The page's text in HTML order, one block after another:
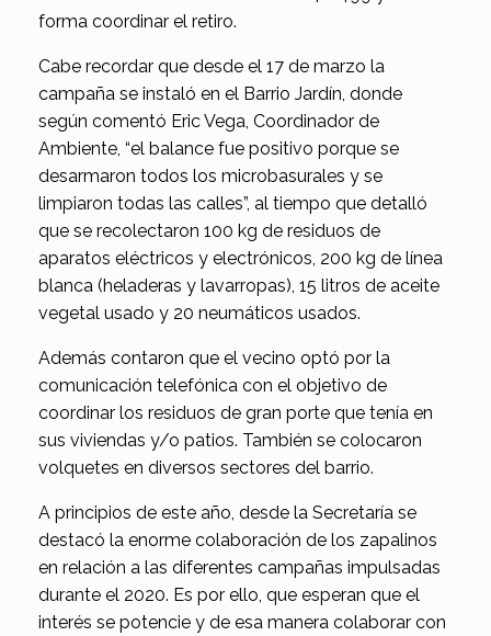
forma coordinar el retiro.
Cabe recordar que desde el 17 de marzo la
campaña se instaló en el Barrio Jardín, donde
según comentó Eric Vega, Coordinador de
Ambiente, “el balance fue positivo porque se
desarmaron todos los microbasurales y se
limpiaron todas las calles”, al tiempo que detalló
que se recolectaron 100 kg de residuos de
aparatos eléctricos y electrónicos, 200 kg de línea
blanca (heladeras y lavarropas), 15 litros de aceite
vegetal usado y 20 neumáticos usados.
Además contaron que el vecino optó por la
comunicación telefónica con el objetivo de
coordinar los residuos de gran porte que tenía en
sus viviendas y/o patios. También se colocaron
volquetes en diversos sectores del barrio.
A principios de este año, desde la Secretaría se
destacó la enorme colaboración de los zapalinos
en relación a las diferentes campañas impulsadas
durante el 2020. Es por ello, que esperan que el
interés se potencie y de esa manera colaborar con